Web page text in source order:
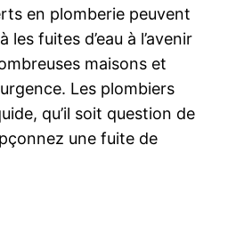
en plomberie peuvent
fuites d’eau à l’avenir
maisons et
Les plombiers
qu’il soit question de
une fuite de